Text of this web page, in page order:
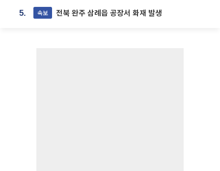
5. 속보 전북 완주 삼례읍 공장서 화재 발생